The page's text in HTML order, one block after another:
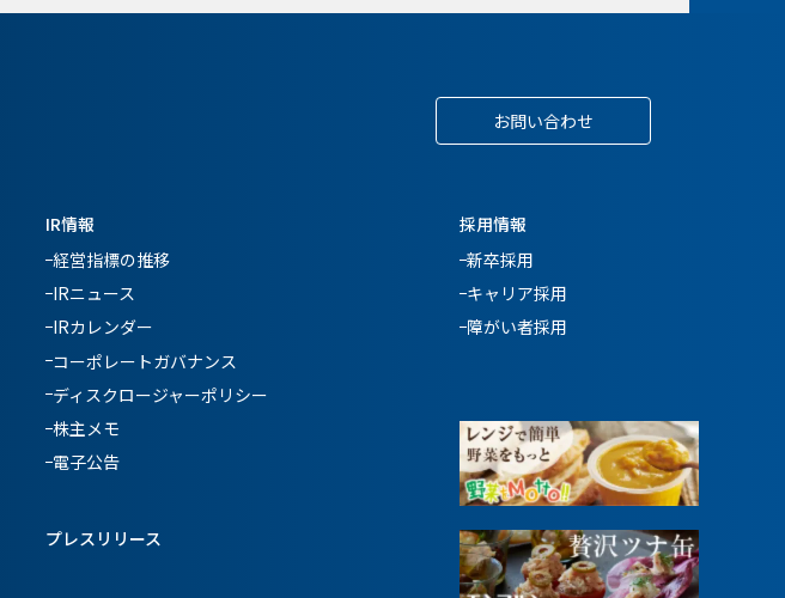
お問い合わせ
IR情報
経営指標の推移
IRニュース
IRカレンダー
コーポレートガバナンス
ディスクロージャーポリシー
株主メモ
電子公告
プレスリリース
採用情報
新卒採用
キャリア採用
障がい者採用